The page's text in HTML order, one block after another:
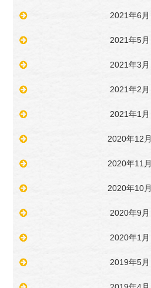
2021年6月
2021年5月
2021年3月
2021年2月
2021年1月
2020年12月
2020年11月
2020年10月
2020年9月
2020年1月
2019年5月